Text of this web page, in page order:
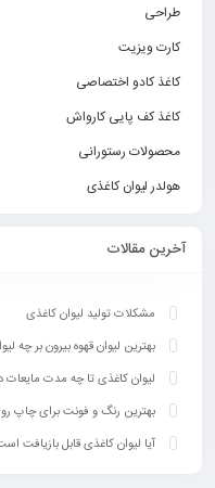
طراحی
کارت ویزیت
کاغذ کادو اختصاصی
کاغذ کف پایی کارواش
محصولات رستورانی
هولدر لیوان کاغذی
آخرین مقالات
مشکلات تولید لیوان کاغذی
بهترین لیوان قهوه بیرون بر چه
لیوان کاغذی تا چه مدت مایعات
بهترین رنگ‌ و فونت برای چاپ
آیا لیوان کاغذی قابل بازیافت